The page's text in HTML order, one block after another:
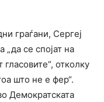
граѓани, Сергеј
„да се спојат на
отколку
што не е фер“.
Демократската